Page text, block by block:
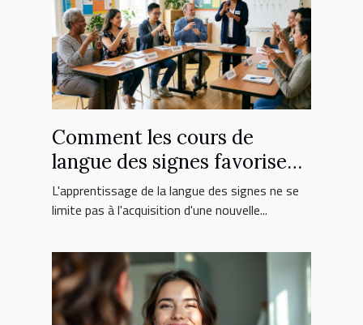
Comment les cours de
langue des signes favorisent
l'inclusion sociale ?
L'apprentissage de la langue des signes ne se
limite pas à l'acquisition d'une nouvelle...